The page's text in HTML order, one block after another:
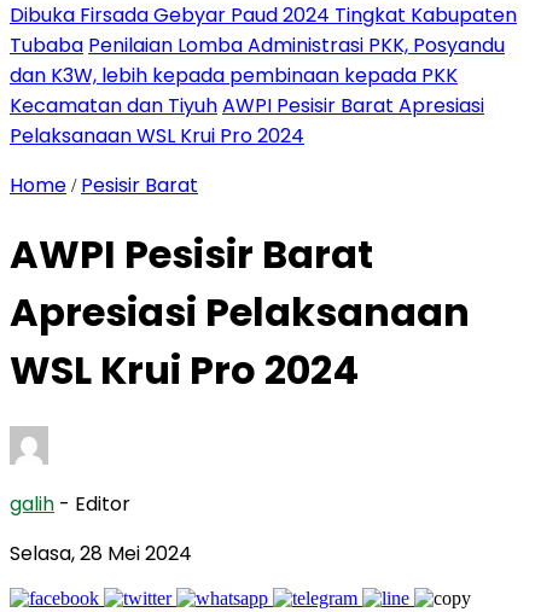
Dibuka Firsada Gebyar Paud 2024 Tingkat Kabupaten
Tubaba Penilaian Lomba Administrasi PKK, Posyandu
dan K3W, lebih kepada pembinaan kepada PKK
Kecamatan dan TiyuhAWPI Pesisir Barat Apresiasi
Pelaksanaan WSL Krui Pro 2024
Home / Pesisir Barat
AWPI Pesisir Barat
Apresiasi Pelaksanaan
WSL Krui Pro 2024
galih - Editor
Selasa, 28 Mei 2024